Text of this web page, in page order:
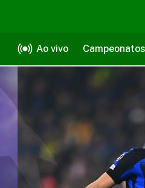
Ao vivo Campeonatos